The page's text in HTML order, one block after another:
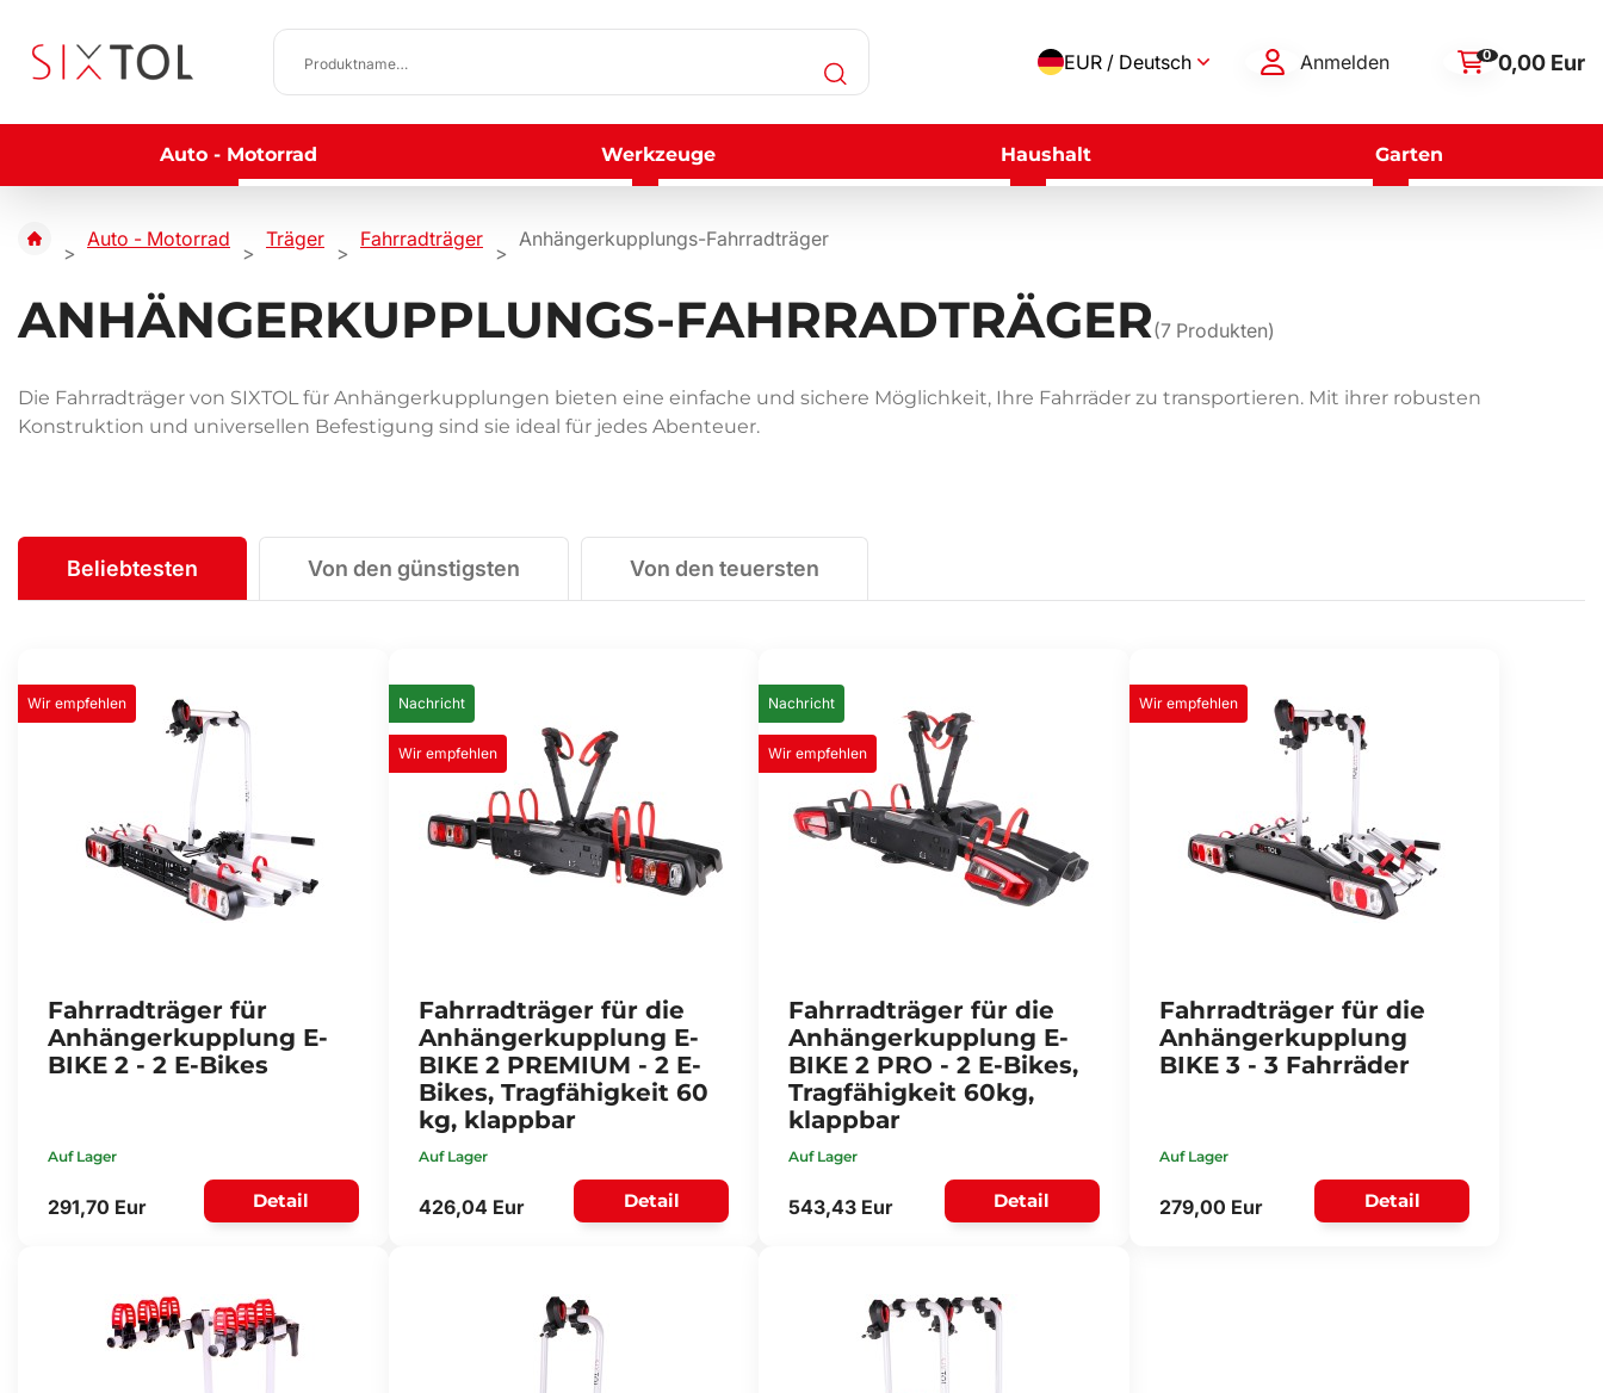
EUR / Deutsch Anmelden 0 0,00 Eur
Auto - Motorrad Werkzeuge Haushalt Garten
Auto - Motorrad Träger Fahrradträger Anhängerkupplungs-Fahrradträger
ANHÄNGERKUPPLUNGS-FAHRRADTRÄGER(7 Produkten)
Die Fahrradträger von SIXTOL für Anhängerkupplungen bieten eine einfache und sichere Möglichkeit, Ihre Fahrräder zu transportieren. Mit ihrer robusten
Konstruktion und universellen Befestigung sind sie ideal für jedes Abenteuer.
Beliebtesten Von den günstigsten Von den teuersten
Wir empfehlen
Fahrradträger für
Anhängerkupplung E-
BIKE 2 - 2 E-Bikes
Auf Lager
291,70 Eur Detail
Nachricht
Wir empfehlen
Fahrradträger für die
Anhängerkupplung E-
BIKE 2 PREMIUM - 2 E-
Bikes, Tragfähigkeit 60
kg, klappbar
Auf Lager
426,04 Eur Detail
Nachricht
Wir empfehlen
Fahrradträger für die
Anhängerkupplung E-
BIKE 2 PRO - 2 E-Bikes,
Tragfähigkeit 60kg,
klappbar
Auf Lager
543,43 Eur Detail
Wir empfehlen
Fahrradträger für die
Anhängerkupplung
BIKE 3 - 3 Fahrräder
Auf Lager
279,00 Eur Detail